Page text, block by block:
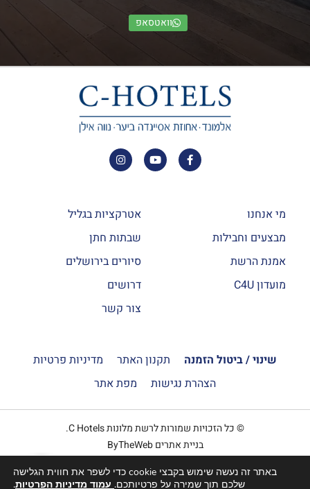
הזמנה
וואטסאפ
מי אנחנו
מבצעים וחבילות
אמנת הרשת
מועדון C4U
אטרקציות בגליל
שבתות חתן
סיורים בירושלים
דרושים
צור קשר
שינוי / ביטול הזמנה תקנון האתר
מדיניות פרטיות
הצהרת נגישות
מפת אתר
© כל הזכויות שמורות לרשת מלונות C Hotels.
בניית אתרים ByTheWeb
באתר זה נעשה שימוש בקבצי cookie כדי לשפר את חווית הגלישה
שלכם תוך שמירה על פרטיותכם. עמוד מדיניות הפרטיות.